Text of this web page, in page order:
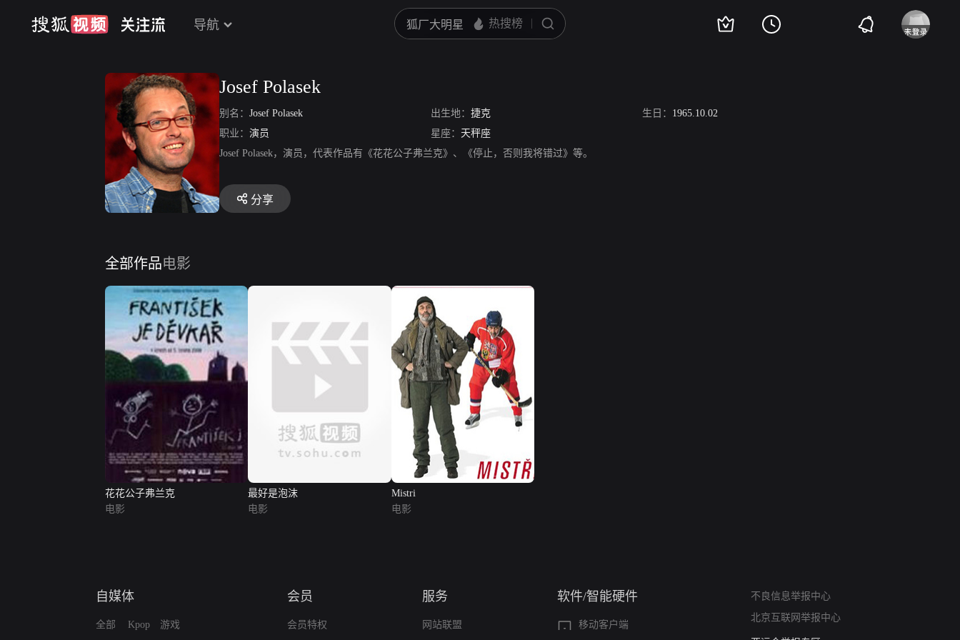
导航
Josef Polasek
别名： Josef Polasek 出生地： 捷克 生日： 1965.10.02
职业： 演员 星座： 天秤座
Josef Polasek，演员，代表作品有《花花公子弗兰克》、《停止，否则我将错过》等。
分享
全部作品电影
花花公子弗兰克
电影
最好是泡沫
电影
Mistri
电影
自媒体
全部 Kpop 游戏
会员
会员特权
服务
网站联盟
软件/智能硬件
移动客户端
不良信息举报中心
北京互联网举报中心
算法推荐专项举报